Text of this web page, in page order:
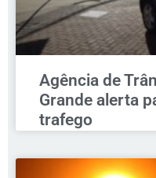
Agência de
Grande alerta
trafego